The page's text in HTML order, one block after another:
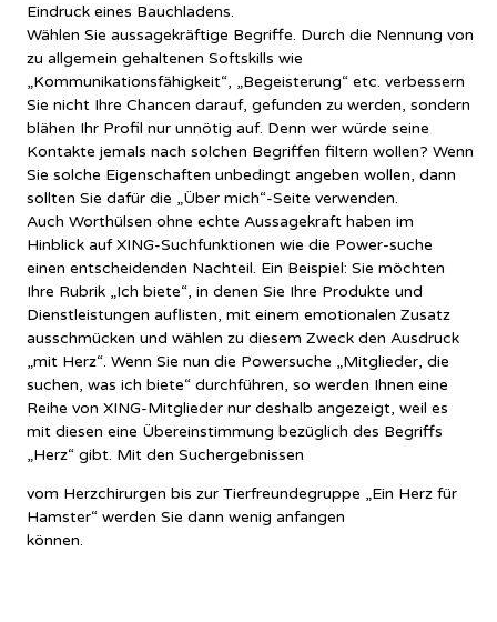
Eindruck eines Bauchladens.
Wählen Sie aussagekräftige Begriffe. Durch die Nennung von
zu allgemein gehaltenen Softskills wie
„Kommunikationsfähigkeit“, „Begeisterung“ etc. verbessern
Sie nicht Ihre Chancen darauf, gefunden zu werden, sondern
blähen Ihr Profil nur unnötig auf. Denn wer würde seine
Kontakte jemals nach solchen Begriffen filtern wollen? Wenn
Sie solche Eigenschaften unbedingt angeben wollen, dann
sollten Sie dafür die „Über mich“-Seite verwenden.
Auch Worthülsen ohne echte Aussagekraft haben im
Hinblick auf XING-Suchfunktionen wie die Power-suche
einen entscheidenden Nachteil. Ein Beispiel: Sie möchten
Ihre Rubrik „Ich biete“, in denen Sie Ihre Produkte und
Dienstleistungen auflisten, mit einem emotionalen Zusatz
ausschmücken und wählen zu diesem Zweck den Ausdruck
„mit Herz“. Wenn Sie nun die Powersuche „Mitglieder, die
suchen, was ich biete“ durchführen, so werden Ihnen eine
Reihe von XING-Mitglieder nur deshalb angezeigt, weil es
mit diesen eine Übereinstimmung bezüglich des Begriffs
„Herz“ gibt. Mit den Suchergebnissen
vom Herzchirurgen bis zur Tierfreundegruppe „Ein Herz für
Hamster“ werden Sie dann wenig anfangen
können.